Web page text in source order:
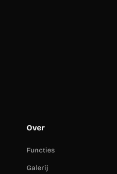
Over
Functies
Galerij